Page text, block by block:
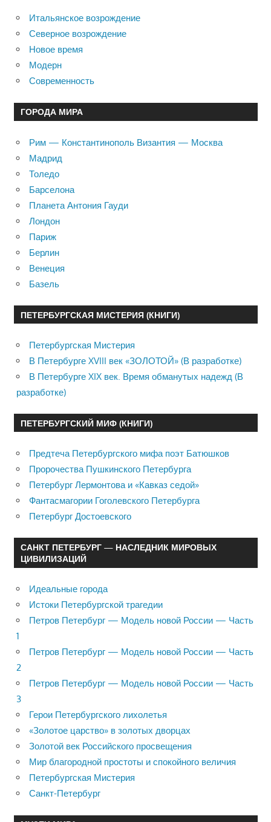
Итальянское возрождение
Северное возрождение
Новое время
Модерн
Современность
ГОРОДА МИРА
Рим — Константинополь Византия — Москва
Мадрид
Толедо
Барселона
Планета Антония Гауди
Лондон
Париж
Берлин
Венеция
Базель
ПЕТЕРБУРГСКАЯ МИСТЕРИЯ (КНИГИ)
Петербургская Мистерия
В Петербурге XVIII век «ЗОЛОТОЙ» (В разработке)
В Петербурге XIX век. Время обманутых надежд (В
разработке)
ПЕТЕРБУРГСКИЙ МИФ (КНИГИ)
Предтеча Петербургского мифа поэт Батюшков
Пророчества Пушкинского Петербурга
Петербург Лермонтова и «Кавказ седой»
Фантасмагории Гоголевского Петербурга
Петербург Достоевского
САНКТ ПЕТЕРБУРГ — НАСЛЕДНИК МИРОВЫХ
ЦИВИЛИЗАЦИЙ
Идеальные города
Истоки Петербургской трагедии
Петров Петербург — Модель новой России — Часть
1
Петров Петербург — Модель новой России — Часть
2
Петров Петербург — Модель новой России — Часть
3
Герои Петербургского лихолетья
«Золотое царство» в золотых дворцах
Золотой век Российского просвещения
Мир благородной простоты и спокойного величия
Петербургская Мистерия
Санкт-Петербург